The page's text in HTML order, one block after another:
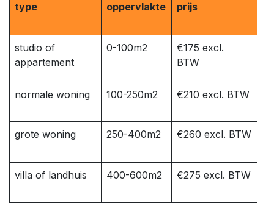
type oppervlakte prijs
studio of
appartement
0-100m2
€175 excl.
BTW
normale woning 100-250m2 €210 excl. BTW
grote woning 250-400m2 €260 excl. BTW
villa of landhuis 400-600m2 €275 excl. BTW